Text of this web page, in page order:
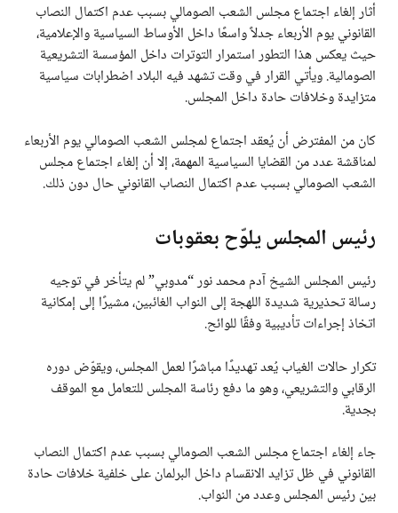
أثار إلغاء اجتماع مجلس الشعب الصومالي بسبب عدم اكتمال النصاب
القانوني يوم الأربعاء جدلاً واسعًا داخل الأوساط السياسية والإعلامية،
حيث يعكس هذا التطور استمرار التوترات داخل المؤسسة التشريعية
الصومالية. ويأتي القرار في وقت تشهد فيه البلاد اضطرابات سياسية
متزايدة وخلافات حادة داخل المجلس.
كان من المفترض أن يُعقد اجتماع لمجلس الشعب الصومالي يوم الأربعاء
لمناقشة عدد من القضايا السياسية المهمة، إلا أن إلغاء اجتماع مجلس
الشعب الصومالي بسبب عدم اكتمال النصاب القانوني حال دون ذلك.
رئيس المجلس يلوّح بعقوبات
رئيس المجلس الشيخ آدم محمد نور “مدوبي” لم يتأخر في توجيه
رسالة تحذيرية شديدة اللهجة إلى النواب الغائبين، مشيرًا إلى إمكانية
اتخاذ إجراءات تأديبية وفقًا للوائح.
تكرار حالات الغياب يُعد تهديدًا مباشرًا لعمل المجلس، ويقوّض دوره
الرقابي والتشريعي، وهو ما دفع رئاسة المجلس للتعامل مع الموقف
بجدية.
جاء إلغاء اجتماع مجلس الشعب الصومالي بسبب عدم اكتمال النصاب
القانوني في ظل تزايد الانقسام داخل البرلمان على خلفية خلافات حادة
بين رئيس المجلس وعدد من النواب.